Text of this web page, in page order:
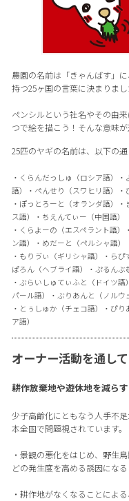
農園の名前は「きゃんばす」
持つ25ヶ国の言葉に決まりまし
ペンシルという社名やその由
つで絵を描こう！そんな意味が
25匹のヤギの名前は、以下の通
・くらんだっしゅ（ロシア語）
語）・ぺんせり（スワヒリ語）・
・ぽっとろーと（オランダ語）
ス語）・ちえんてぃー（中国語）
・くらよーの（エスペラント語
ン語）・めだーと（ペルシャ語）
・もりゔぃ（ギリシャ語）・ら
ぱろん（ヘブライ語）・ぷるんぶ
・ぶらいしゅてぃふと（ドイツ
パール語）・ぶりあんと（ノルウ
・とぅしゅか（チェコ語）・ぴ
ア語）
オーナー活動を通し
耕作放棄地や遊休地を減らす
少子高齢化にともなう人手不
本全国で問題視されています。
・景観の悪化をはじめ、野生
どの発生度を高める誘因になる
・耕作地がなくなることによ